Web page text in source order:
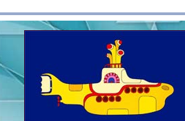
something,
hand,
hand,
hand
Это такое чувство,
Я не могу прятаться, я
могу прятаться
Да, в тебе есть что-то
Думаю, ты поймешь,
Когда я почувствую это
Я хочу держать тебя за
Я хочу держать тебя за
Я хочу держать тебя за
Она любит тебя